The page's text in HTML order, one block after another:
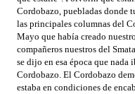
Cordobazo, puebladas donde
las principales columnas del
Mayo que había creado
compañeros nuestros del
se dijo en esa época que
Cordobazo. El Cordobazo
estaba en condiciones de